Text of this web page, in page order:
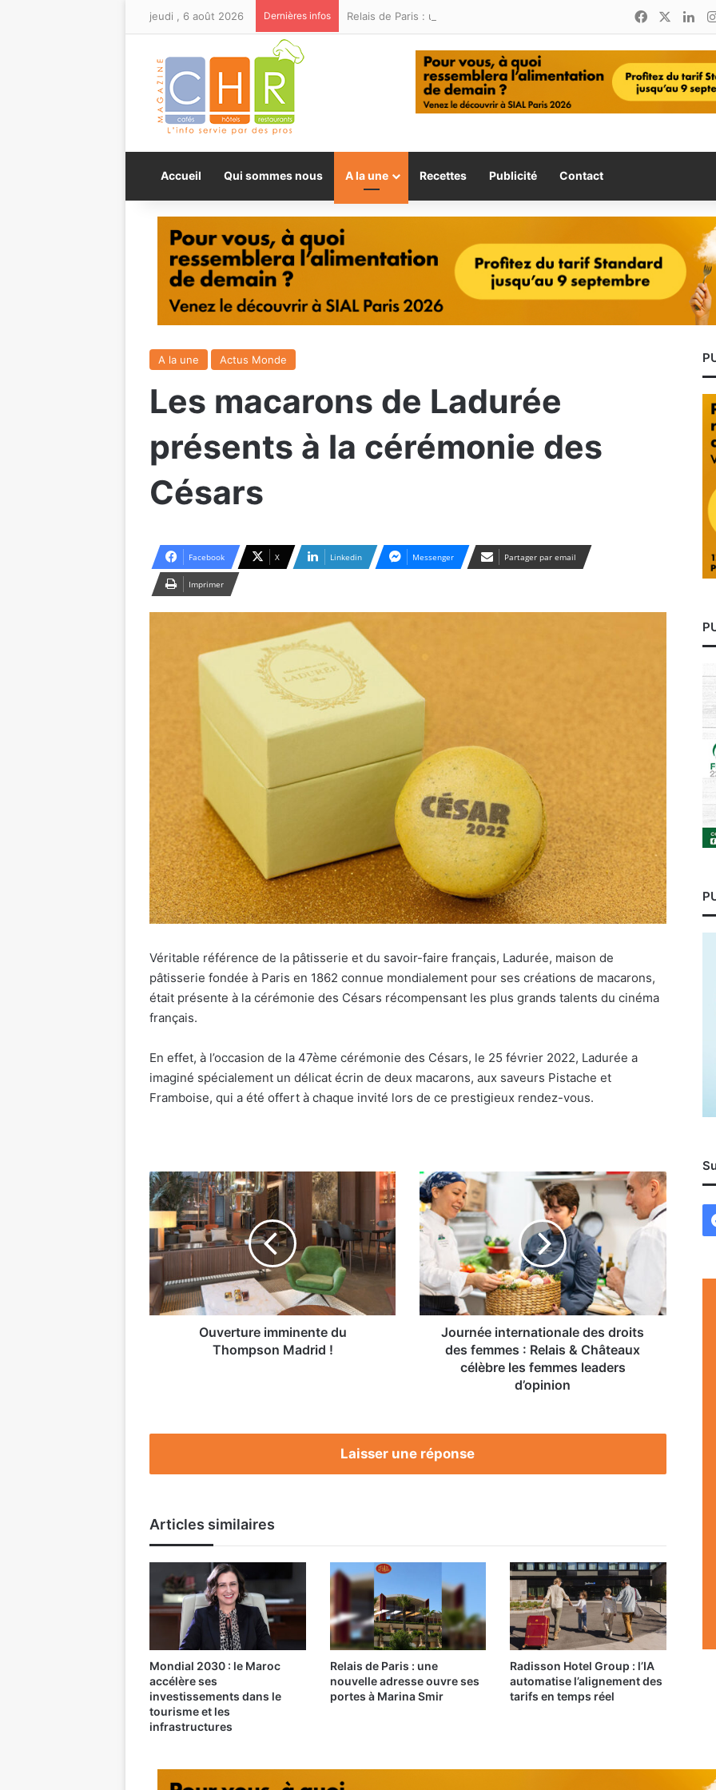
jeudi , 6 août 2026 Dernières infos Facebook
Accueil Qui sommes nous A la une Recettes Publicité Contact
A la une Actus Monde
Les macarons de Ladurée
présents à la cérémonie des
Césars
Facebook X Linkedin Messenger Partager par email
Imprimer
Véritable référence de la pâtisserie et du savoir-faire français, Ladurée, maison de
pâtisserie fondée à Paris en 1862 connue mondialement pour ses créations de macarons,
était présente à la cérémonie des Césars récompensant les plus grands talents du cinéma
français.
En effet, à l’occasion de la 47ème cérémonie des Césars, le 25 février 2022, Ladurée a
imaginé spécialement un délicat écrin de deux macarons, aux saveurs Pistache et
Framboise, qui a été offert à chaque invité lors de ce prestigieux rendez-vous.
Ouverture
imminente
du
Thompson
Madrid
!
Ouverture imminente du
Thompson Madrid !
Journée
internationale
des
droits
des
femmes
:
Relais
&
Châteaux
célèbre
Journée internationale des droits
des femmes : Relais & Châteaux
célèbre les femmes leaders
d’opinion
Laisser une réponse
Articles similaires
Mondial 2030 : le Maroc
accélère ses
investissements dans le
tourisme et les
infrastructures
Relais de Paris : une
nouvelle adresse ouvre ses
portes à Marina Smir
Radisson Hotel Group : l’IA
automatise l’alignement des
tarifs en temps réel